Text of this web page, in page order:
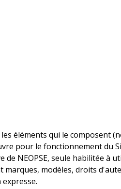
éléments qui le composent
pour le fonctionnement du
NEOPSE, seule habilitée à
modèles, droits